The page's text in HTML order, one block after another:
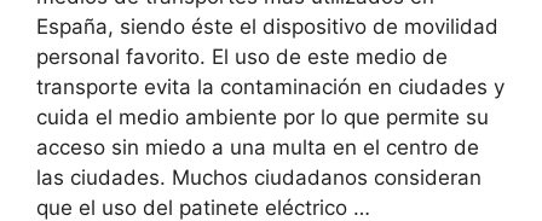
España, siendo éste el dispositivo de movilidad
personal favorito. El uso de este medio de
transporte evita la contaminación en ciudades y
cuida el medio ambiente por lo que permite su
acceso sin miedo a una multa en el centro de
las ciudades. Muchos ciudadanos consideran
que el uso del patinete eléctrico …